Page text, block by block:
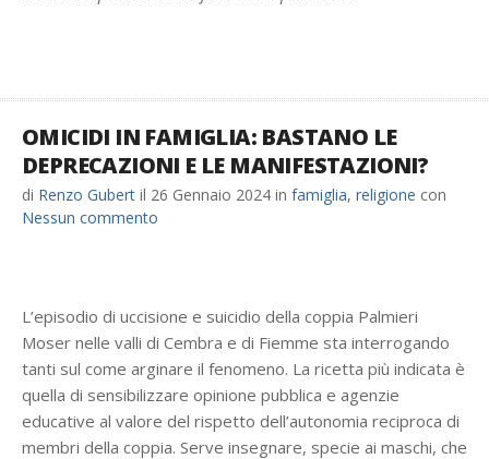
OMICIDI IN FAMIGLIA: BASTANO LE
DEPRECAZIONI E LE MANIFESTAZIONI?
di Renzo Gubert il 26 Gennaio 2024 in famiglia, religione con
Nessun commento
L’episodio di uccisione e suicidio della coppia Palmieri
Moser nelle valli di Cembra e di Fiemme sta interrogando
tanti sul come arginare il fenomeno. La ricetta più indicata è
quella di sensibilizzare opinione pubblica e agenzie
educative al valore del rispetto dell’autonomia reciproca di
membri della coppia. Serve insegnare, specie ai maschi, che